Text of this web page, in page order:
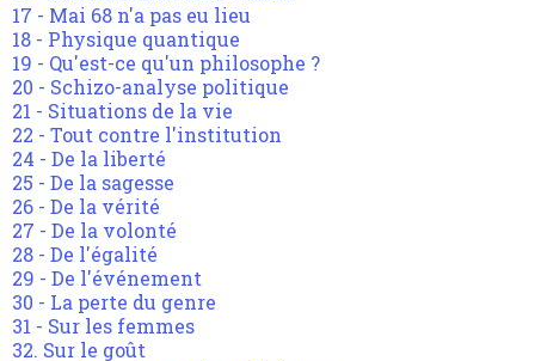
17 - Mai 68 n'a pas eu lieu
18 - Physique quantique
19 - Qu'est-ce qu'un philosophe ?
20 - Schizo-analyse politique
21 - Situations de la vie
22 - Tout contre l'institution
24 - De la liberté
25 - De la sagesse
26 - De la vérité
27 - De la volonté
28 - De l'égalité
29 - De l'événement
30 - La perte du genre
31 - Sur les femmes
32. Sur le goût